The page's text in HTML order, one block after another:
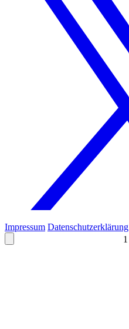
1
Impressum Datenschutzerklärung